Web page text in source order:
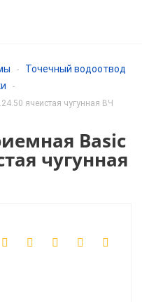
- Точечный водоотвод
-
ячеистая чугунная ВЧ
Basic
чугунная